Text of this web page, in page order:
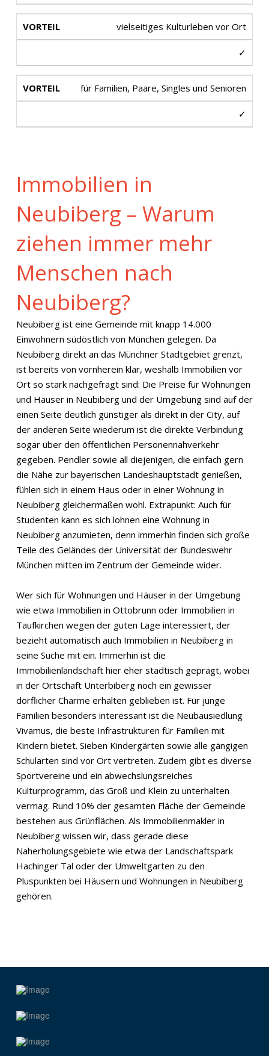
vielseitiges Kulturleben vor Ort
✓
für Familien, Paare, Singles und Senioren
✓
Immobilien in
Neubiberg – Warum
ziehen immer mehr
Menschen nach
Neubiberg?
Neubiberg ist eine Gemeinde mit knapp 14.000
Einwohnern südöstlich von München gelegen. Da
Neubiberg direkt an das Münchner Stadtgebiet grenzt,
ist bereits von vornherein klar, weshalb Immobilien vor
Ort so stark nachgefragt sind: Die Preise für Wohnungen
und Häuser in Neubiberg und der Umgebung sind auf der
einen Seite deutlich günstiger als direkt in der City, auf
der anderen Seite wiederum ist die direkte Verbindung
sogar über den öffentlichen Personennahverkehr
gegeben. Pendler sowie all diejenigen, die einfach gern
die Nähe zur bayerischen Landeshauptstadt genießen,
fühlen sich in einem Haus oder in einer Wohnung in
Neubiberg gleichermaßen wohl. Extrapunkt: Auch für
Studenten kann es sich lohnen eine Wohnung in
Neubiberg anzumieten, denn immerhin finden sich große
Teile des Geländes der Universität der Bundeswehr
München mitten im Zentrum der Gemeinde wider.
Wer sich für Wohnungen und Häuser in der Umgebung
wie etwa Immobilien in Ottobrunn oder Immobilien in
Taufkirchen wegen der guten Lage interessiert, der
bezieht automatisch auch Immobilien in Neubiberg in
seine Suche mit ein. Immerhin ist die
Immobilienlandschaft hier eher städtisch geprägt, wobei
in der Ortschaft Unterbiberg noch ein gewisser
dörflicher Charme erhalten geblieben ist. Für junge
Familien besonders interessant ist die Neubausiedlung
Vivamus, die beste Infrastrukturen für Familien mit
Kindern bietet. Sieben Kindergärten sowie alle gängigen
Schularten sind vor Ort vertreten. Zudem gibt es diverse
Sportvereine und ein abwechslungsreiches
Kulturprogramm, das Groß und Klein zu unterhalten
vermag. Rund 10% der gesamten Fläche der Gemeinde
bestehen aus Grünflächen. Als Immobilienmakler in
Neubiberg wissen wir, dass gerade diese
Naherholungsgebiete wie etwa der Landschaftspark
Hachinger Tal oder der Umweltgarten zu den
Pluspunkten bei Häusern und Wohnungen in Neubiberg
gehören.